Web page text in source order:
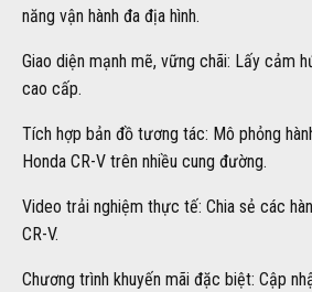
năng vận hành đa địa hình.
Giao diện mạnh mẽ, vững chãi: Lấy cảm
cao cấp.
Tích hợp bản đồ tương tác: Mô phỏng
Honda CR-V trên nhiều cung đường.
Video trải nghiệm thực tế: Chia sẻ các
CR-V.
Chương trình khuyến mãi đặc biệt: Cập